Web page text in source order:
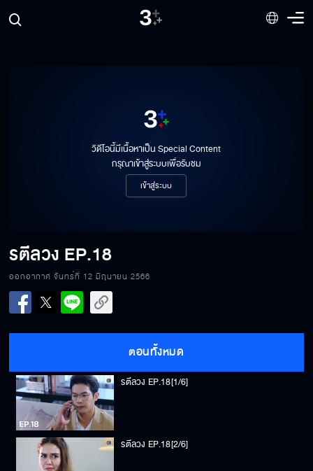
วิดีโอนี้มีเนื้อหาเป็น Special Content
กรุณาเข้าสู่ระบบเพื่อรับชม
เข้าสู่ระบบ
รตีลวง EP.18
ออกอากาศ จันทร์ที่ 12 มิถุนายน 2566
ตอนทั้งหมด
รตีลวง EP.18[1/6]
รตีลวง EP.18[2/6]